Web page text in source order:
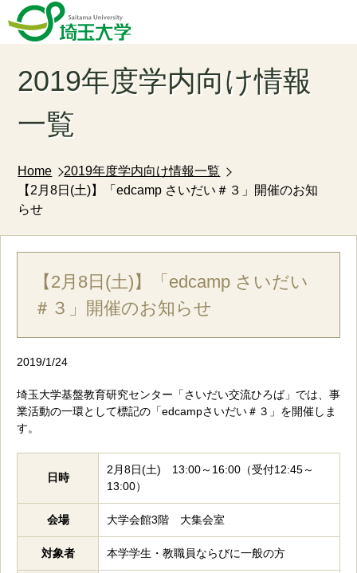
2019年度学内向け情報
一覧
Home
2019年度学内向け情報一覧
【2月8日(土)】「edcamp さいだい＃３」開催のお知
らせ
【2月8日(土)】「edcamp さいだい
＃３」開催のお知らせ
2019/1/24
埼玉大学基盤教育研究センター「さいだい交流ひろば」では、事
業活動の一環として標記の「edcampさいだい＃３」を開催しま
す。
日時
2月8日(土) 13:00～16:00（受付12:45～
13:00）
会場 大学会館3階 大集会室
対象者 本学学生・教職員ならびに一般の方